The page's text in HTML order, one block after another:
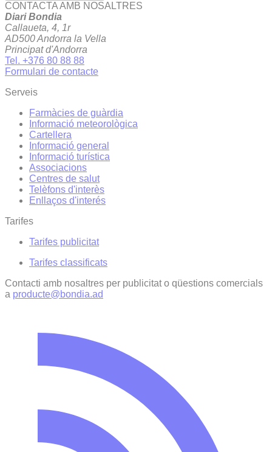
CONTACTA AMB NOSALTRES
Diari Bondia
Callaueta, 4, 1r
AD500 Andorra la Vella
Principat d'Andorra
Tel. +376 80 88 88
Formulari de contacte
Serveis
Farmàcies de guàrdia
Informació meteorològica
Cartellera
Informació general
Informació turística
Associacions
Centres de salut
Telèfons d'interès
Enllaços d'interés
Tarifes
Tarifes publicitat
Tarifes classificats
Contacti amb nosaltres per publicitat o qüestions comercials
a producte@bondia.ad